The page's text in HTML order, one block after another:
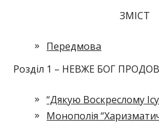
ЗМІСТ
Передмова
Розділ 1 – НЕВЖЕ БОГ
“Дякую Воскреслому
Монополія